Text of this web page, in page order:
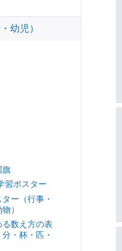
幼児）
旗
習ポスター
ー（行事・
）
数え方の表
分・杯・匹・